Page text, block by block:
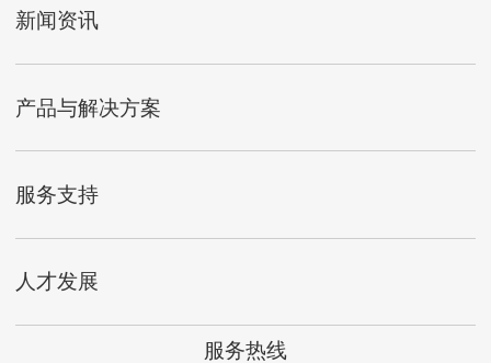
新闻资讯
产品与解决方案
服务支持
人才发展
服务热线